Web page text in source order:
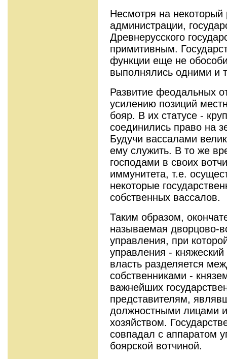
Несмотря на некоторый
администрации,
Древнерусского
примитивным.
функции еще не
выполнялись одними и
Развитие феодальных
усилению позиций
бояр. В их статусе -
соединились право на
Будучи вассалами
ему служить. В то же
господами в своих
иммунитета, т.е.
некоторые
собственных вассалов.
Таким образом,
называемая дворцово-
управления, при
управления -
власть разделяется
собственниками -
важнейших
представителям,
должностными лицами
хозяйством.
совпадал с аппаратом
боярской вотчиной.